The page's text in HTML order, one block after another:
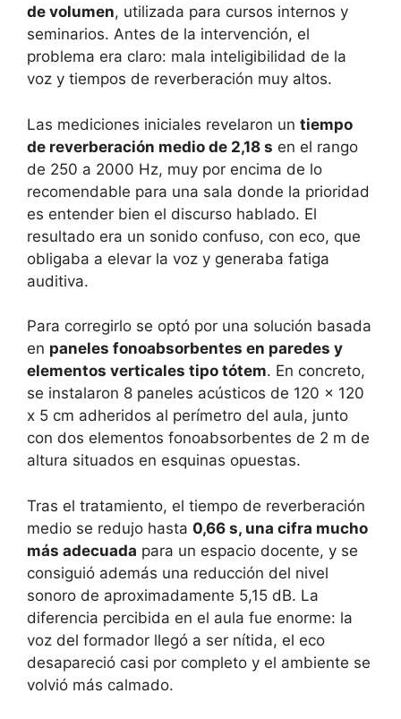
de volumen, utilizada para cursos internos y
seminarios. Antes de la intervención, el
problema era claro: mala inteligibilidad de la
voz y tiempos de reverberación muy altos.
Las mediciones iniciales revelaron un tiempo
de reverberación medio de 2,18 s en el rango
de 250 a 2000 Hz, muy por encima de lo
recomendable para una sala donde la prioridad
es entender bien el discurso hablado. El
resultado era un sonido confuso, con eco, que
obligaba a elevar la voz y generaba fatiga
auditiva.
Para corregirlo se optó por una solución basada
en paneles fonoabsorbentes en paredes y
elementos verticales tipo tótem. En concreto,
se instalaron 8 paneles acústicos de 120 x 120
x 5 cm adheridos al perímetro del aula, junto
con dos elementos fonoabsorbentes de 2 m de
altura situados en esquinas opuestas.
Tras el tratamiento, el tiempo de reverberación
medio se redujo hasta 0,66 s, una cifra mucho
más adecuada para un espacio docente, y se
consiguió además una reducción del nivel
sonoro de aproximadamente 5,15 dB. La
diferencia percibida en el aula fue enorme: la
voz del formador llegó a ser nítida, el eco
desapareció casi por completo y el ambiente se
volvió más calmado.